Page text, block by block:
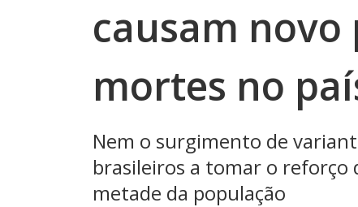
causam novo
mortes no
Nem o surgimento de
brasileiros a tomar o reforço
metade da população